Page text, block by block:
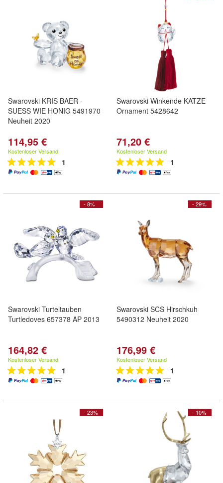
Swarovski KRIS BAER -
SUESS WIE HONIG 5491970
Neuheit 2020
114,95 €
Kostenloser Versand
1
Swarovski Winkende KATZE
Ornament 5428642
71,20 €
Kostenloser Versand
1
- 8%
Swarovski Turteltauben
Turtledoves 657378 AP 2013
164,82 €
Kostenloser Versand
1
- 29%
Swarovski SCS Hirschkuh
5490312 Neuheit 2020
176,99 €
Kostenloser Versand
1
- 23% - 10%